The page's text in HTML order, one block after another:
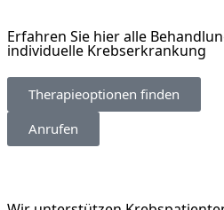
Erfahren Sie hier alle
individuelle Krebserkrankung
Therapieoptionen finden
Anrufen